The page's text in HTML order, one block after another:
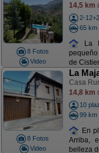
8 Fotos
Video
14,5 km
2-
65 km
La
de
8 Fotos
Video
La
Casa
14,8 km
10
99 km
En
Arriba,
belleza